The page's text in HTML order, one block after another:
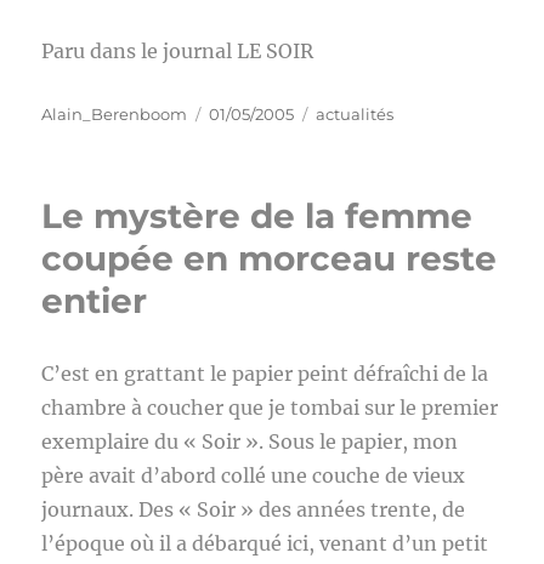
Paru dans le journal LE SOIR
Auteur
Alain_Berenboom
Publié
01/05/2005 Catégories
actualités
Le mystère de la femme
coupée en morceau reste
entier
C’est en grattant le papier peint défraîchi de la
chambre à coucher que je tombai sur le premier
exemplaire du « Soir ». Sous le papier, mon
père avait d’abord collé une couche de vieux
journaux. Des « Soir » des années trente, de
l’époque où il a débarqué ici, venant d’un petit